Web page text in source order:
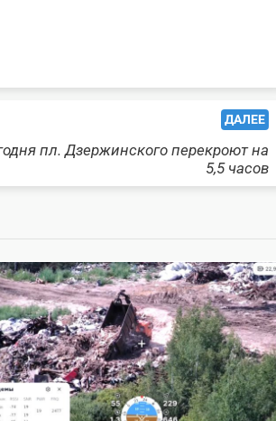
ДАЛЕЕ
пл. Дзержинского перекроют на
5,5 часов